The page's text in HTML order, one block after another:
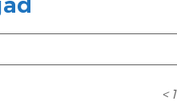
< 1